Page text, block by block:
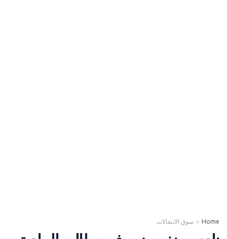
Home سوق الانتقالات